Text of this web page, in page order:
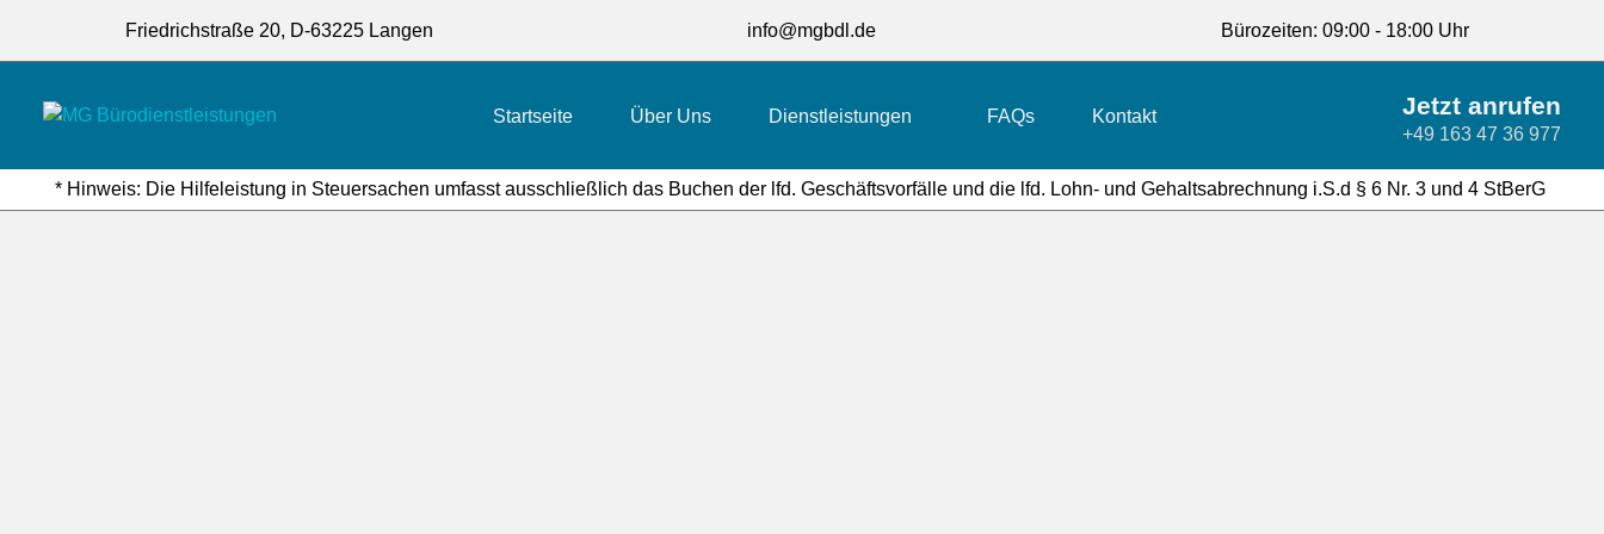
Friedrichstraße 20, D-63225 Langen info@mgbdl.de Bürozeiten: 09:00 - 18:00 Uhr
Startseite Über Uns Dienstleistungen FAQs Kontakt Jetzt anrufen
+49 163 47 36 977
* Hinweis: Die Hilfeleistung in Steuersachen umfasst ausschließlich das Buchen der lfd. Geschäftsvorfälle und die lfd. Lohn- und Gehaltsabrechnung i.S.d § 6 Nr. 3 und 4 StBerG